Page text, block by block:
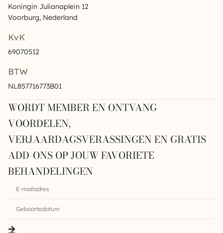
Koningin Julianaplein 12
Voorburg, Nederland
KvK
69070512
BTW
NL857716773B01
WORDT MEMBER EN ONTVANG
VOORDELEN,
VERJAARDAGSVERASSINGEN EN GRATIS
ADD-ONS OP JOUW FAVORIETE
BEHANDELINGEN